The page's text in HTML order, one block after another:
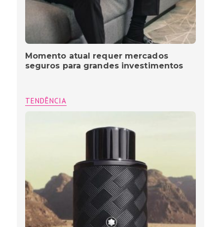
Momento atual requer mercados
seguros para grandes investimentos
TENDÊNCIA